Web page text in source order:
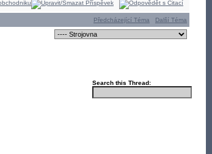
Předcházející Téma Další Téma
Search this Thread: